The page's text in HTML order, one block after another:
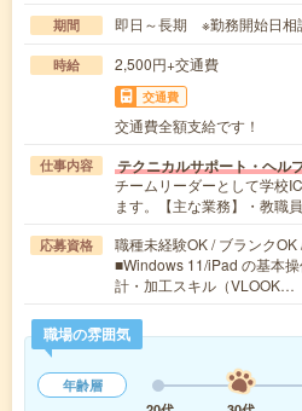
期間 即日～長期 ※勤務開始日相
時給 2,500円+交通費
交通費
交通費全額支給です！
仕事内容 テクニカルサポート・ヘル
チームリーダーとして学校
ます。【主な業務】・教職
応募資格
職種未経験OK / ブランクOK
■Windows 11/iPad の基本
計・加工スキル（VLOOK…
職場の雰囲気
年齢層